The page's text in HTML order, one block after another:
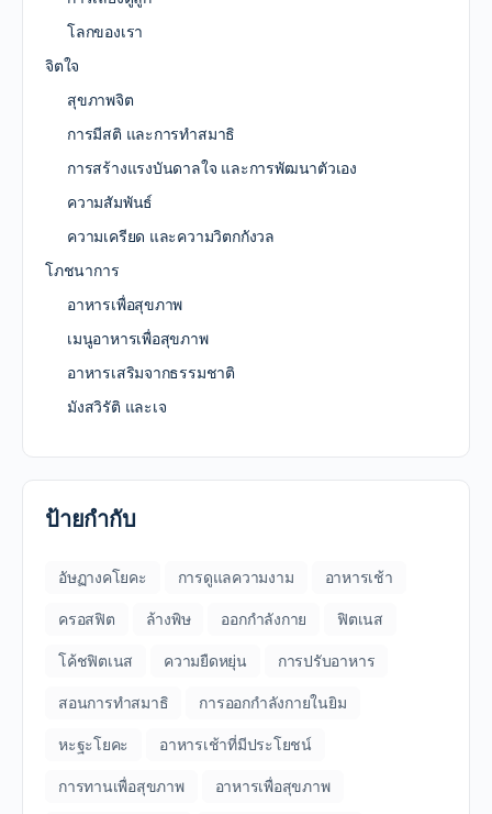
โลกของเรา
จิตใจ
สุขภาพจิต
การมีสติ และการทำสมาธิ
การสร้างแรงบันดาลใจ และการพัฒนาตัวเอง
ความสัมพันธ์
ความเครียด และความวิตกกังวล
โภชนาการ
อาหารเพื่อสุขภาพ
เมนูอาหารเพื่อสุขภาพ
อาหารเสริมจากธรรมชาติ
มังสวิรัติ และเจ
ป้ายกำกับ
อัษฏางคโยคะ การดูแลความงาม อาหารเช้า
ครอสฟิต ล้างพิษ ออกกำลังกาย ฟิตเนส
โค้ชฟิตเนส ความยืดหยุ่น การปรับอาหาร
สอนการทำสมาธิ การออกกำลังกายในยิม
หะฐะโยคะ อาหารเช้าที่มีประโยชน์
การทานเพื่อสุขภาพ อาหารเพื่อสุขภาพ